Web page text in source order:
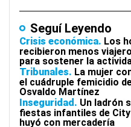
Seguí Leyendo
Crisis económica Los
recibieron menos
para sostener la
Tribunales La mujer
el cuádruple femicidio
Osvaldo Martínez
Inseguridad
Un ladrón
fiestas infantiles de
huyó con mercadería